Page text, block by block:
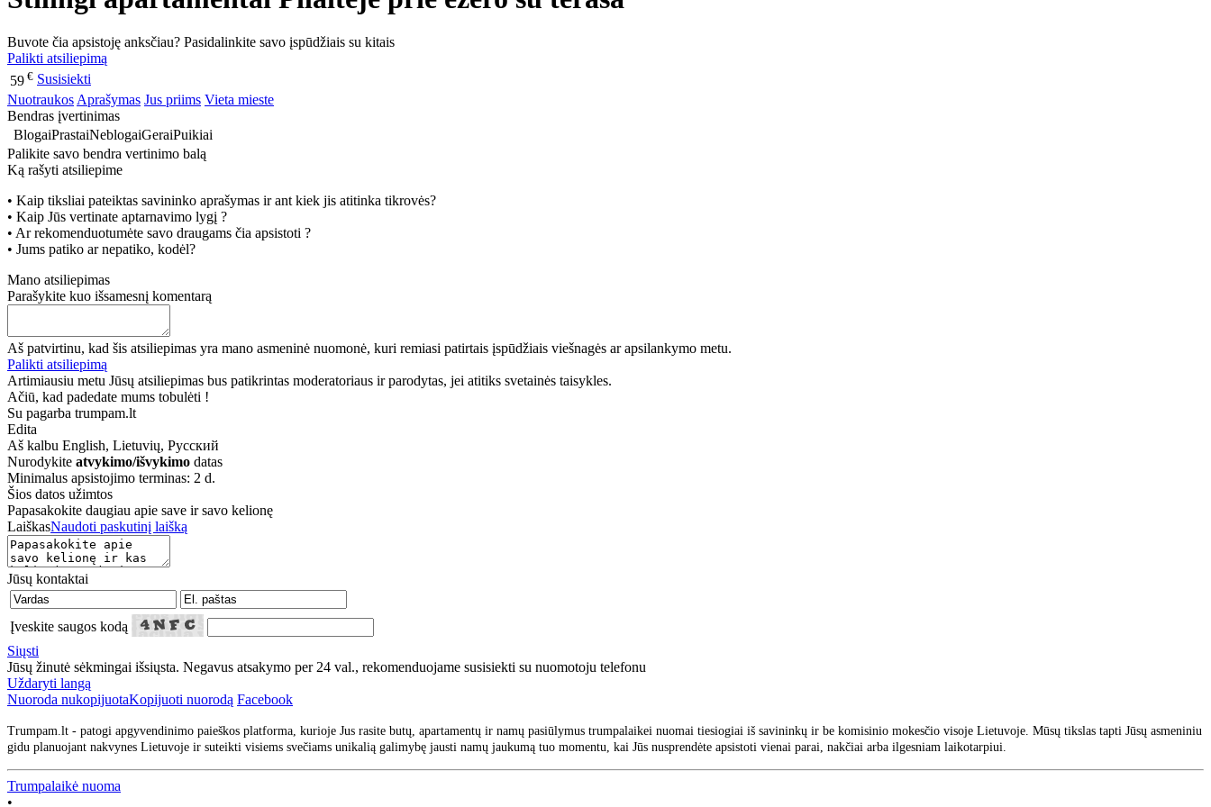
Buvote čia apsistoję anksčiau? Pasidalinkite savo įspūdžiais su kitais
Palikti atsiliepimą
59 € Susisiekti
Nuotraukos Aprašymas Jus priims Vieta mieste
Bendras įvertinimas
BlogaiPrastaiNeblogaiGeraiPuikiai
Palikite savo bendra vertinimo balą
Ką rašyti atsiliepime
• Kaip tiksliai pateiktas savininko aprašymas ir ant kiek jis atitinka tikrovės?
• Kaip Jūs vertinate aptarnavimo lygį ?
• Ar rekomenduotumėte savo draugams čia apsistoti ?
• Jums patiko ar nepatiko, kodėl?
Mano atsiliepimas
Parašykite kuo išsamesnį komentarą
Aš patvirtinu, kad šis atsiliepimas yra mano asmeninė nuomonė, kuri remiasi patirtais įspūdžiais viešnagės ar apsilankymo metu.
Palikti atsiliepimą
Artimiausiu metu Jūsų atsiliepimas bus patikrintas moderatoriaus ir parodytas, jei atitiks svetainės taisykles.
Ačiū, kad padedate mums tobulėti !
Su pagarba trumpam.lt
Edita
Aš kalbu English, Lietuvių, Русский
Nurodykite atvykimo/išvykimo datas
Minimalus apsistojimo terminas: 2 d.
Šios datos užimtos
Papasakokite daugiau apie save ir savo kelionę
LaiškasNaudoti paskutinį laišką
Jūsų kontaktai
Įveskite saugos kodą
Siųsti
Jūsų žinutė sėkmingai išsiųsta. Negavus atsakymo per 24 val., rekomenduojame susisiekti su nuomotoju telefonu
Uždaryti langą
Nuoroda nukopijuotaKopijuoti nuorodą Facebook
Trumpam.lt - patogi apgyvendinimo paieškos platforma, kurioje Jus rasite butų, apartamentų ir namų pasiūlymus trumpalaikei nuomai tiesiogiai iš savininkų ir be komisinio mokesčio visoje Lietuvoje. Mūsų tikslas tapti Jūsų asmeniniu
gidu planuojant nakvynes Lietuvoje ir suteikti visiems svečiams unikalią galimybę jausti namų jaukumą tuo momentu, kai Jūs nusprendėte apsistoti vienai parai, nakčiai arba ilgesniam laikotarpiui.
Trumpalaikė nuoma
•